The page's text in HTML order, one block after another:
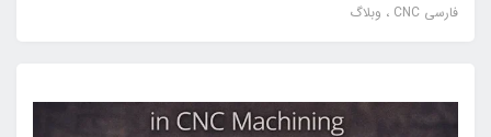
فارسی CNC
وبلاگ